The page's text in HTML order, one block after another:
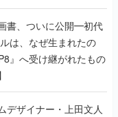
書、ついに公開━初代
は、なぜ生まれたの
』へ受け継がれたもの
デザイナー・上田文人